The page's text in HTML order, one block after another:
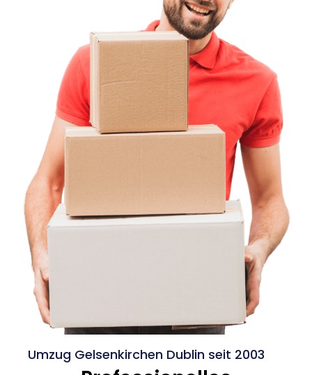
Umzug Gelsenkirchen Dublin seit 2003